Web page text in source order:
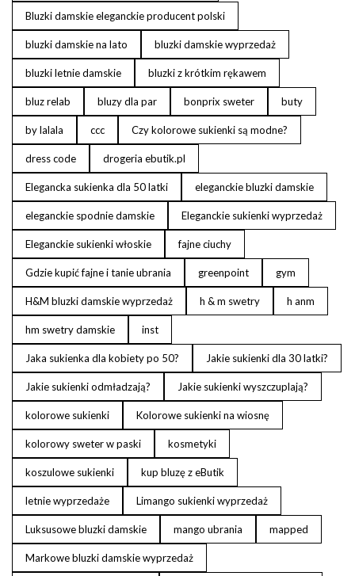
Bluzki damskie eleganckie producent polski
bluzki damskie na lato bluzki damskie wyprzedaż
bluzki letnie damskie bluzki z krótkim rękawem
bluz relab bluzy dla par bonprix sweter buty
by lalala ccc Czy kolorowe sukienki są modne?
dress code drogeria ebutik.pl
Elegancka sukienka dla 50 latki eleganckie bluzki damskie
eleganckie spodnie damskie Eleganckie sukienki wyprzedaż
Eleganckie sukienki włoskie fajne ciuchy
Gdzie kupić fajne i tanie ubrania greenpoint gym
H&M bluzki damskie wyprzedaż h & m swetry h anm
hm swetry damskie inst
Jaka sukienka dla kobiety po 50? Jakie sukienki dla 30 latki?
Jakie sukienki odmładzają? Jakie sukienki wyszczuplają?
kolorowe sukienki Kolorowe sukienki na wiosnę
kolorowy sweter w paski kosmetyki
koszulowe sukienki kup bluzę z eButik
letnie wyprzedaże Limango sukienki wyprzedaż
Luksusowe bluzki damskie mango ubrania mapped
Markowe bluzki damskie wyprzedaż